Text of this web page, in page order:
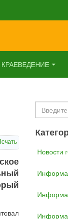
КРАЕВЕДЕНИЕ
Искать...
Новости